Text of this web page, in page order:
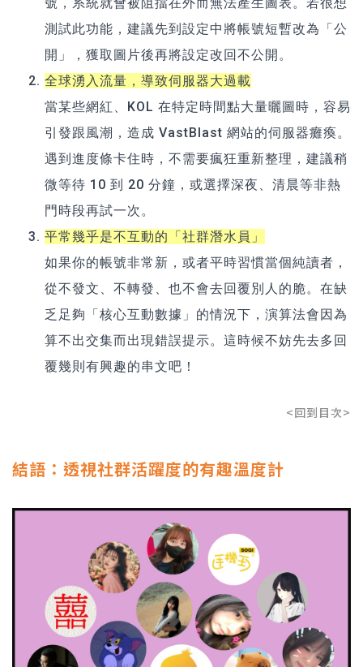
號，系統就會被阻擋在外而無法產生圖表。若很想
測試此功能，建議先到設定中將帳號短暫改為「公
開」，獲取圖片後再將設定改回不公開。
全球湧入流量，導致伺服器大過載
當某些網紅、KOL 在特定時間點大量曬圖時，容易
引發跟風潮，造成 VastBlast 網站的伺服器癱瘓。
遇到進度條卡住時，不需要瘋狂重新整理，建議稍
微等待 10 到 20 分鐘，或選擇深夜、清晨等非熱
門時段再試一次。
平常幾乎是不互動的「社群潛水員」
如果你的帳號非常新，或者平時習慣當個純讀者，
從不發文、不轉發、也不會去回覆別人的脆。在缺
乏足夠「核心互動數據」的情況下，演算法會因為
算不出交集而出現錯誤提示。這時候不妨先去多回
覆幾則有興趣的串文吧！
<回到目次>
結語：透視社群活躍度的有趣溫度計